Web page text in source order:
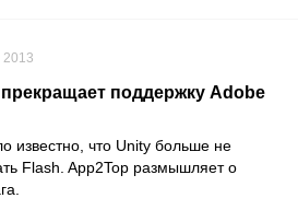
2013
поддержку Adobe
известно, что Unity больше не
Flash. App2Top размышляет о